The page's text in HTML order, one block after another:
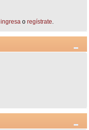
ingresao regístrate.